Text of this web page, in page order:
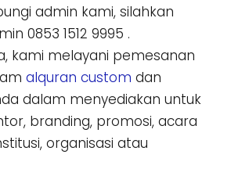
admin kami, silahkan
0853 1512 9995 .
kami melayani pemesanan
alquran custom dan
dalam menyediakan untuk
branding, promosi, acara
organisasi atau